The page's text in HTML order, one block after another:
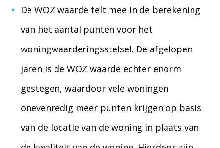
De WOZ waarde telt mee in de berekening
van het aantal punten voor het
woningwaarderingsstelsel. De afgelopen
jaren is de WOZ waarde echter enorm
gestegen, waardoor vele woningen
onevenredig meer punten krijgen op basis
van de locatie van de woning in plaats van